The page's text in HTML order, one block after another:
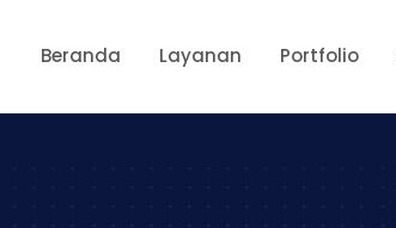
Beranda Layanan Portfolio